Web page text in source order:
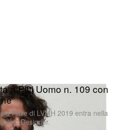
a Pitti Uomo n. 109 con
Prize di LVMH 2019 entra nella
Designer.